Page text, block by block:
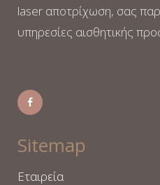
laser αποτρίχωση, σας
υπηρεσίες αισθητικής
Sitemap
Εταιρεία